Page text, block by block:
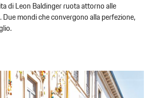
di Leon Baldinger ruota attorno alle
Due mondi che convergono alla perfezione,